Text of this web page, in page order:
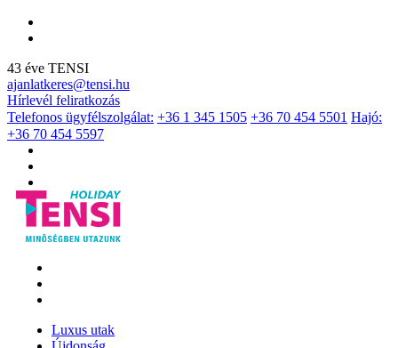
43 éve TENSI
ajanlatkeres@tensi.hu
Hírlevél feliratkozás
Telefonos ügyfélszolgálat: +36 1 345 1505 +36 70 454 5501 Hajó:
+36 70 454 5597
Luxus utak